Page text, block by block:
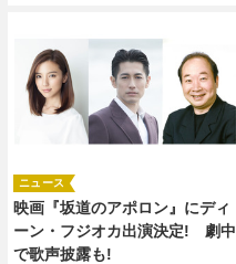
映画『坂道のアポロン』にディ
ーン・フジオカ出演決定! 劇中
で歌声披露も!
ニュース